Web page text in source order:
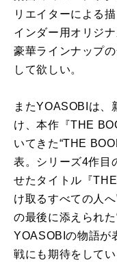
リエイターによる
インダー用オリジ
豪華ラインナップ
して欲しい。
またYOASOBIは、
け、本作『THE
いてきた“THE
表。シリーズ4作目
せたタイトル『
け取るすべての人
の最後に添えられた
YOASOBIの物語が
戦にも期待をしてい